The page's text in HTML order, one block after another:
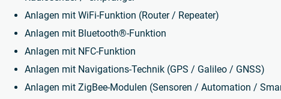
Anlagen mit WiFi-Funktion (Router / Repeater)
Anlagen mit Bluetooth®-Funktion
Anlagen mit NFC-Funktion
Anlagen mit Navigations-Technik (GPS / Galileo / GNSS)
Anlagen mit ZigBee-Modulen (Sensoren / Automation /